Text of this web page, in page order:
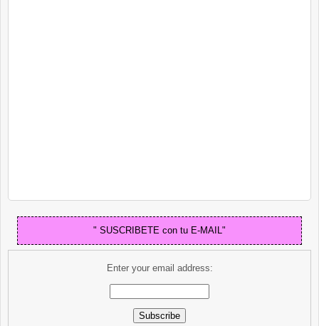
" SUSCRIBETE con tu E-MAIL"
Enter your email address: